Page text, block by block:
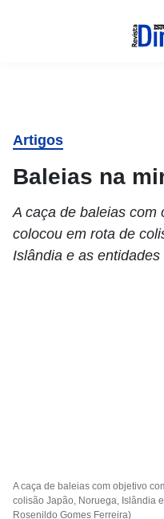
Artigos
Baleias na
A caça de baleias com
colocou em rota de
Islândia e as entidades
A caça de baleias com objetivo
colisão Japão, Noruega, Islândia
Rosenildo Gomes Ferreira)